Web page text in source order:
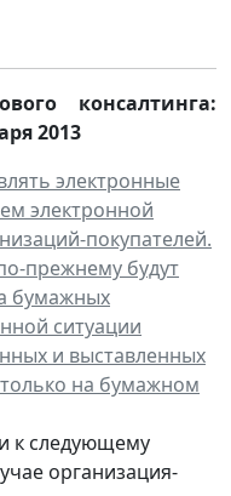
консалтинга:
2013
электронные
электронной
покупателей.
прежнему будут
бумажных
ситуации
и выставленных
на бумажном
к следующему
организация-